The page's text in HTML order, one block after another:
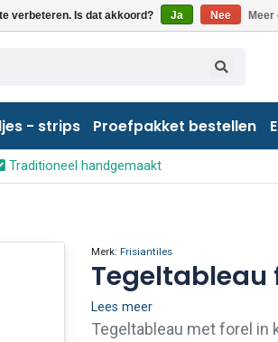
verbeteren. Is dat akkoord? Ja Nee
- strips Proefpakket bestellen
Traditioneel handgemaakt
Merk: Frisiantiles
Tegeltableau
Lees meer
Tegeltableau met forel in